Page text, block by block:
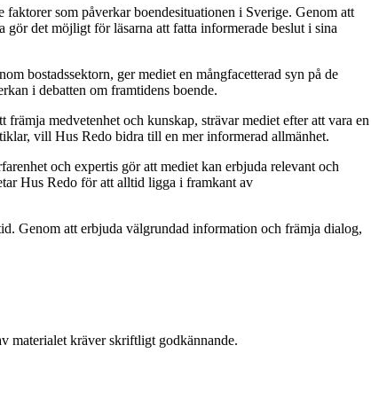
som påverkar boendesituationen i Sverige. Genom att
det möjligt för läsarna att fatta informerade beslut i sina
bostadssektorn, ger mediet en mångfacetterad syn på de
i debatten om framtidens boende.
medvetenhet och kunskap, strävar mediet efter att vara en
vill Hus Redo bidra till en mer informerad allmänhet.
och expertis gör att mediet kan erbjuda relevant och
Hus Redo för att alltid ligga i framkant av
Genom att erbjuda välgrundad information och främja dialog,
materialet kräver skriftligt godkännande.